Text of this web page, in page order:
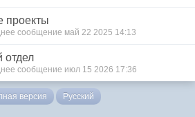
проекты
сообщение май 22 2025 14:13
отдел
сообщение июл 15 2026 17:36
версия Русский